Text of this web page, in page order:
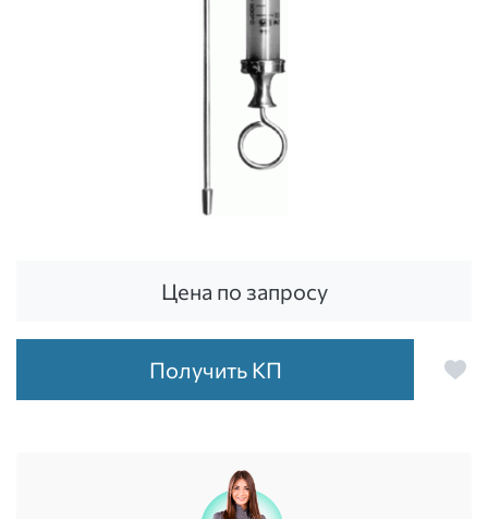
Цена по запросу
Получить КП